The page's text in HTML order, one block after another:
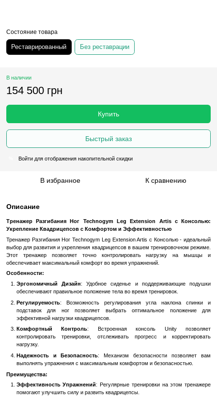
Состояние товара
Без реставрации
Быстрый заказ
% Войтидля отображения накопительной скидки
В избранное К
Описание
Тренажер Разгибания Ног Technogym Leg Extension
Укрепление Квадрицепсов с Комфортом и Эффективностью
Тренажер Разгибания Ног Technogym Leg Extension Artis с
выбор для развития и укрепления квадрицепсов в вашем
Этот тренажер позволяет точно контролировать
обеспечивает максимальный комфорт во время упражнений.